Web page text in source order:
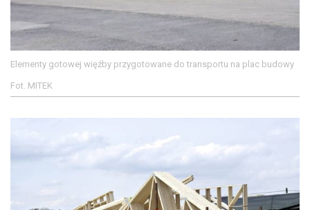
Elementy gotowej więźby przygotowane do transportu na plac budowy
Fot. MITEK